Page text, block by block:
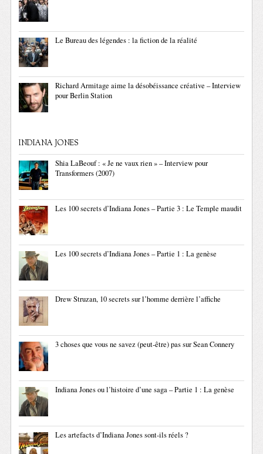
Le Bureau des légendes : la fiction de la réalité
Richard Armitage aime la désobéissance créative – Interview
pour Berlin Station
INDIANA JONES
Shia LaBeouf : « Je ne vaux rien » – Interview pour
Transformers (2007)
Les 100 secrets d’Indiana Jones – Partie 3 : Le Temple maudit
Les 100 secrets d’Indiana Jones – Partie 1 : La genèse
Drew Struzan, 10 secrets sur l’homme derrière l’affiche
3 choses que vous ne savez (peut-être) pas sur Sean Connery
Indiana Jones ou l’histoire d’une saga – Partie 1 : La genèse
Les artefacts d’Indiana Jones sont-ils réels ?